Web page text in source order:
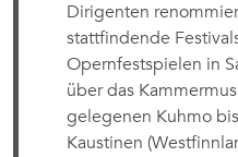
Dirigenten
stattfindende
Opernfestspielen in
über das
gelegenen Kuhmo
Kaustinen